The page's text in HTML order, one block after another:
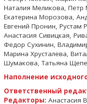
Наталия Меликова,
Екатерина Морозова,
Евгений Пронин, Рустам
Анастасия Сивицкая,
Федор Сухинин,
Марина Хрусталева,
Шумакова, Татьяна
Наполнение
Ответственный
Редакторы: Анастасия